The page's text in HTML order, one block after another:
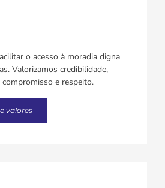
o acesso à moradia digna
Valorizamos credibilidade,
e respeito.
valores